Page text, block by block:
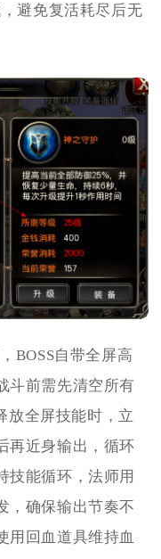
避免复活耗尽后无
BOSS自带全屏高
斗前需先清空所有
放全屏技能时，立
再近身输出，循环
技能循环，法师用
，确保输出节奏不
用回血道具维持血